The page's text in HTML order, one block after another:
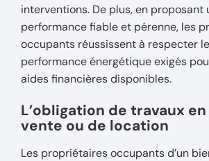
interventions. De plus, en proposant
performance fiable et pérenne, les
occupants réussissent à respecter
performance énergétique exigés
aides financières disponibles.
L’obligation de travaux
vente ou de location
Les propriétaires occupants d’un